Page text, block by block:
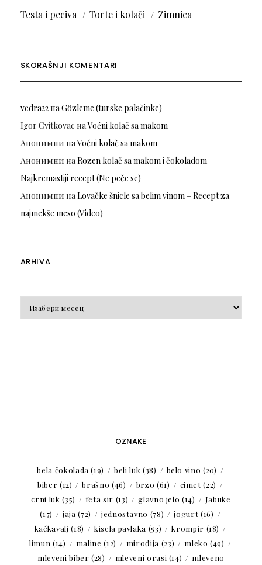
Testa i peciva
Torte i kolači Zimnica
SKORAŠNJI KOMENTARI
vedra22наGözleme (turske palačinke)
Igor Cvitkovac наVoćni kolač sa makom
Анонимни наVoćni kolač sa makom
Анонимни наRozen kolač sa makom i čokoladom –
Najkremastiji recept (Ne peče se)
Анонимни наLovačke šnicle sa belim vinom – Recept za
najmekše meso (Video)
ARHIVA
OZNAKE
bela čokolada (19) beli luk (38) belo vino (20)
biber (12) brašno (46) brzo (61) cimet(22)
crni luk (35) feta sir (13) glavno jelo (14)
Jabuke
(17)
jaja (72) jednostavno (78) jogurt(16)
kačkavalj (18) kisela pavlaka (53) krompir (18)
limun (14) maline (12) mirođija (23) mleko (49)
mleveni biber (28) mleveni orasi (14) mleveno